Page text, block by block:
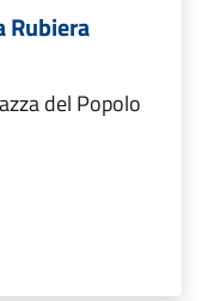
Rubiera
del Popolo